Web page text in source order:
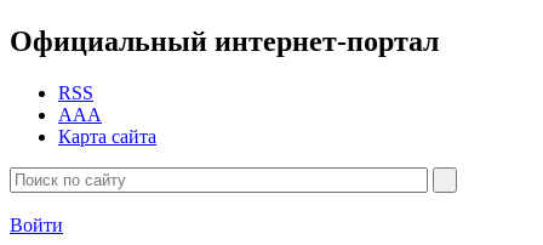
Официальный интернет-портал
RSS
AAA
Карта сайта
Войти